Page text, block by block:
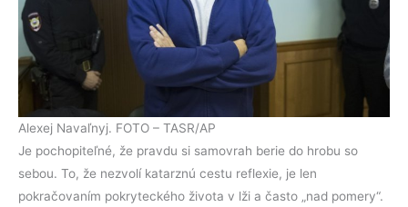
Alexej Navaľnyj. FOTO – TASR/AP
Je pochopiteľné, že pravdu si samovrah berie do hrobu so
sebou. To, že nezvolí katarznú cestu reflexie, je len
pokračovaním pokryteckého života v lži a často „nad pomery“.